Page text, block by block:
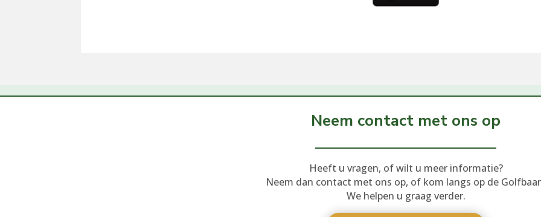
Neem contact met ons op
Heeft u vragen, of wilt u meer informatie?
Neem dan contact met ons op, of kom langs op de
We helpen u graag verder.